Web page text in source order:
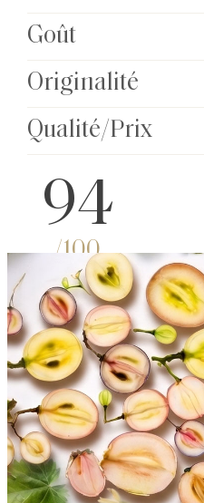
Goût
Originalité
Qualité/Prix
94
/100